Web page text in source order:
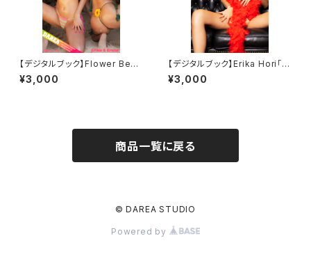
【デジタルブック】Flower Beac
h DAREA Dream Factory M
agazine
¥3,000
【デジタルブック】Erika Hori「A
merican Classic」DAREA dr
eam factory magazine
¥3,000
商品一覧に戻る
© DAREA STUDIO
Powered by